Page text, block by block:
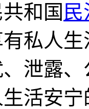
和国
私人生
泄露
活安